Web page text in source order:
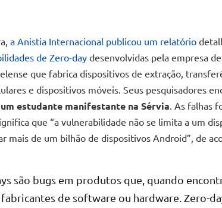
a Anistia Internacional publicou um relatório
de Zero-day desenvolvidas pela empresa
que fabrica dispositivos de extração,
e dispositivos móveis. Seus pesquisadores
estudante manifestante na Sérvia . As falhas
que “a vulnerabilidade não se limita a um
mais de um bilhão de dispositivos Android”, de
são bugs em produtos que, quando
fabricantes de software ou hardware. Zero-